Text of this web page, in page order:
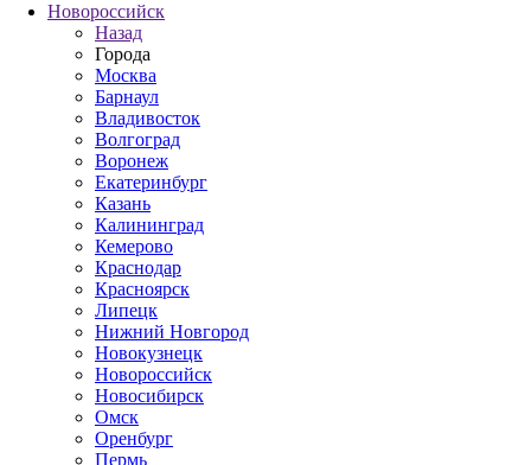
Новороссийск
Назад
Города
Москва
Барнаул
Владивосток
Волгоград
Воронеж
Екатеринбург
Казань
Калининград
Кемерово
Краснодар
Красноярск
Липецк
Нижний Новгород
Новокузнецк
Новороссийск
Новосибирск
Омск
Оренбург
Пермь